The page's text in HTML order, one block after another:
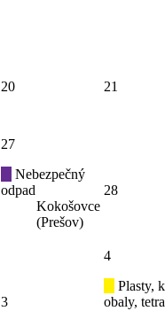
20 21
27
Nebezpečný
odpad
Kokošovce
(Prešov)
28
3
4
Plasty,
obaly,